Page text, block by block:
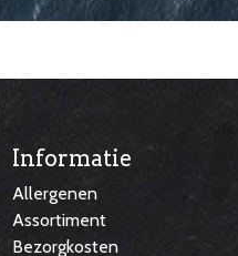
Informatie
Allergenen
Assortiment
Bezorgkosten